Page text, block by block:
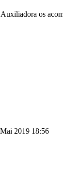
os
2019 18:56